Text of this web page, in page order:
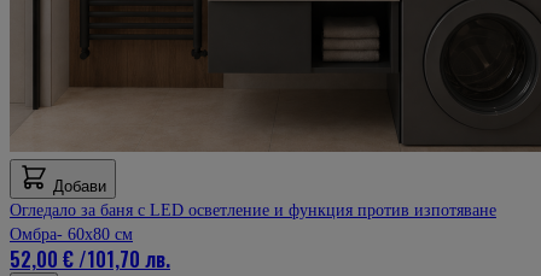
Добави
Огледало за баня с LED осветление и функция против изпотяване
Омбра- 60x80 см
52,00 €/101,70 лв.